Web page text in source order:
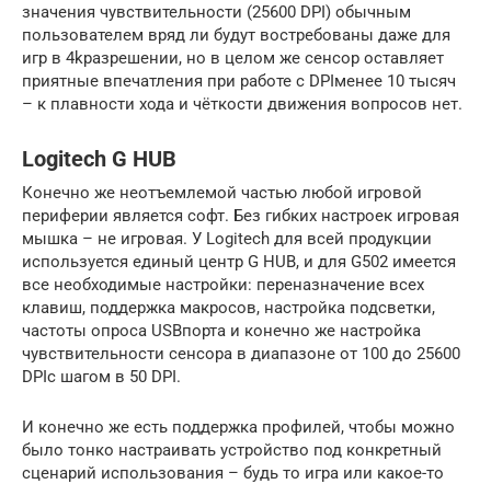
значения чувствительности (25600 DPI) обычным
пользователем вряд ли будут востребованы даже для
игр в 4kразрешении, но в целом же сенсор оставляет
приятные впечатления при работе с DPIменее 10 тысяч
– к плавности хода и чёткости движения вопросов нет.
Logitech G HUB
Конечно же неотъемлемой частью любой игровой
периферии является софт. Без гибких настроек игровая
мышка – не игровая. У Logitech для всей продукции
используется единый центр G HUB, и для G502 имеется
все необходимые настройки: переназначение всех
клавиш, поддержка макросов, настройка подсветки,
частоты опроса USBпорта и конечно же настройка
чувствительности сенсора в диапазоне от 100 до 25600
DPIс шагом в 50 DPI.
И конечно же есть поддержка профилей, чтобы можно
было тонко настраивать устройство под конкретный
сценарий использования – будь то игра или какое-то